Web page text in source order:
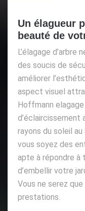
Un élagueur
beauté de
L’élagage
des soucis de
améliorer
aspect visuel
Hoffmann
d’éclaircissement
rayons du soleil
vous soyez des
apte à répondre à
d’embellir votre
Vous ne serez
prestations.